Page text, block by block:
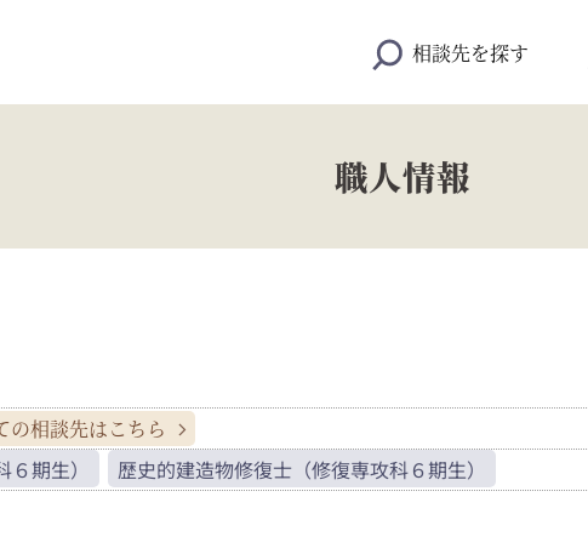
相談先を探す
職人情報
の相談先はこちら
期生） 歴史的建造物修復士（修復専攻科６期生）